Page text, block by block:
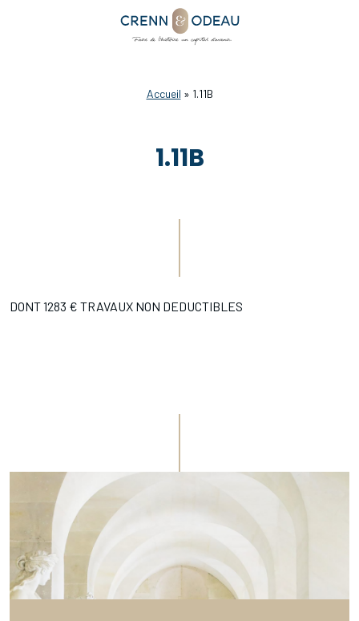
Accueil » 1.11B
1.11B
DONT 1283 € TRAVAUX NON DEDUCTIBLES